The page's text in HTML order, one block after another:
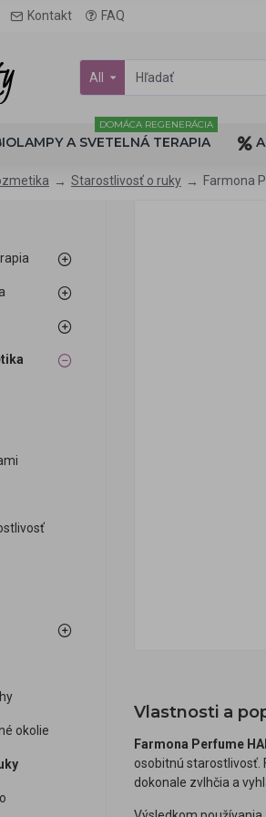
Kontakt FAQ
All
A SVETELNÁ TERAPIA
DOMÁCA REGENERÁCIA
Starostlivosť o ruky Farmona
okolie
Vlastnosti a
Farmona Perfume
osobitnú starostlivosť.
dokonale zvlhčia a